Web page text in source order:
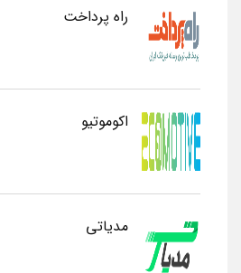
راه پرداخت
اکوموتیو
مدیاتی